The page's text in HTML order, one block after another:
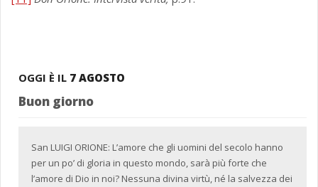
OGGI È IL 7 AGOSTO
Buon giorno
San LUIGI ORIONE: L’amore che gli uomini del secolo hanno
per un po’ di gloria in questo mondo, sarà più forte che
l’amore di Dio in noi? Nessuna divina virtù, né la salvezza dei